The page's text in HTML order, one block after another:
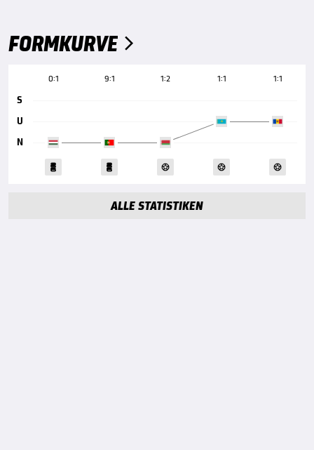
FORMKURVE 
0:1 9:1 1:2 1:1 1:1
S
U
N
ALLE STATISTIKEN